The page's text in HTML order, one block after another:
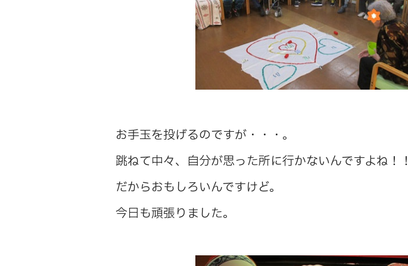
お手玉を投げるのですが・・・。
跳ねて中々、自分が思った所に行かないんですよね！！
だからおもしろいんですけど。
今日も頑張りました。